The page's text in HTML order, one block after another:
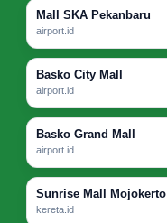
Mall SKA Pekanbaru
airport.id
Basko City Mall
airport.id
Basko Grand Mall
airport.id
Sunrise Mall Mojokerto
kereta.id